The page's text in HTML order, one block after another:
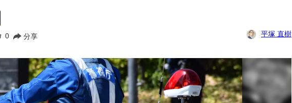
0 分享 平塚 直樹